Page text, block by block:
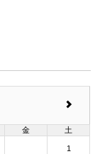
金 土
1